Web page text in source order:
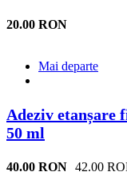
20.00 RON
Mai departe
Adeziv etanșare
50 ml
40.00 RON 42.00